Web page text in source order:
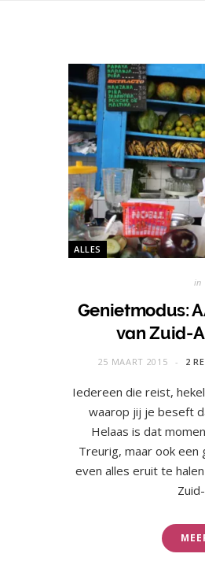
ALLES
in
Genietmodus:
van Zuid-
25 MAART 2015 2
Iedereen die reist,
waarop jij je beseft
Helaas is dat
Treurig, maar ook een
even alles eruit te